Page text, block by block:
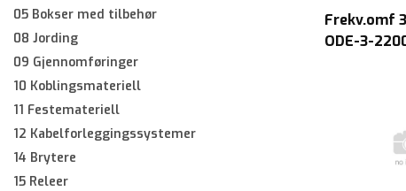
05 Bokser med tilbehør
08 Jording
09 Gjennomføringer
10 Koblingsmateriell
11 Festemateriell
12 Kabelforleggingssystemer
14 Brytere
15 Releer
Frekv.omf
ODE-3-